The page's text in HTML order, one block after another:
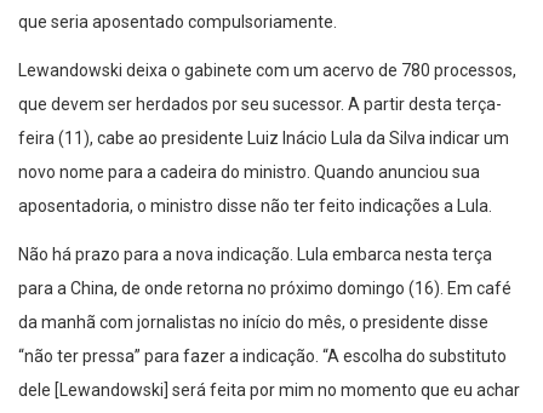
que seria aposentado compulsoriamente.
Lewandowski deixa o gabinete com um acervo de 780 processos,
que devem ser herdados por seu sucessor. A partir desta terça-
feira (11), cabe ao presidente Luiz Inácio Lula da Silva indicar um
novo nome para a cadeira do ministro. Quando anunciou sua
aposentadoria, o ministro disse não ter feito indicações a Lula.
Não há prazo para a nova indicação. Lula embarca nesta terça
para a China, de onde retorna no próximo domingo (16). Em café
da manhã com jornalistas no início do mês, o presidente disse
“não ter pressa” para fazer a indicação. “A escolha do substituto
dele [Lewandowski] será feita por mim no momento que eu achar